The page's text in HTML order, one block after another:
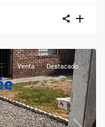
Venta Destacado